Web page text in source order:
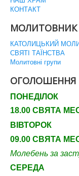
КОНТАКТ
МОЛИТОВНИК
КАТОЛИЦЬКИЙ
СВЯТІ ТАЇНСТВА
Молитовні групи
ОГОЛОШЕННЯ
ПОНЕДІЛОК
18.00 СВЯТА
ВІВТОРОК
09.00 СВЯТА
Молебень за
СЕРЕДА